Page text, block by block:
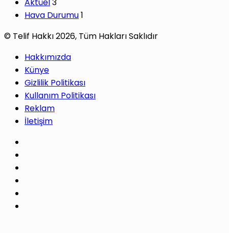
Hava Durumu1
© Telif Hakkı 2026, Tüm Hakları Saklıdır
Hakkımızda
Künye
Gizlilik Politikası
Kullanım Politikası
Reklam
İletişim